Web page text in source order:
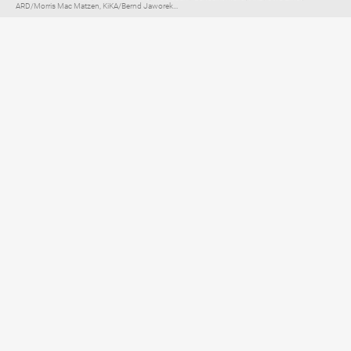
ARD/Morris Mac Matzen, KiKA/Bernd Jaworek...